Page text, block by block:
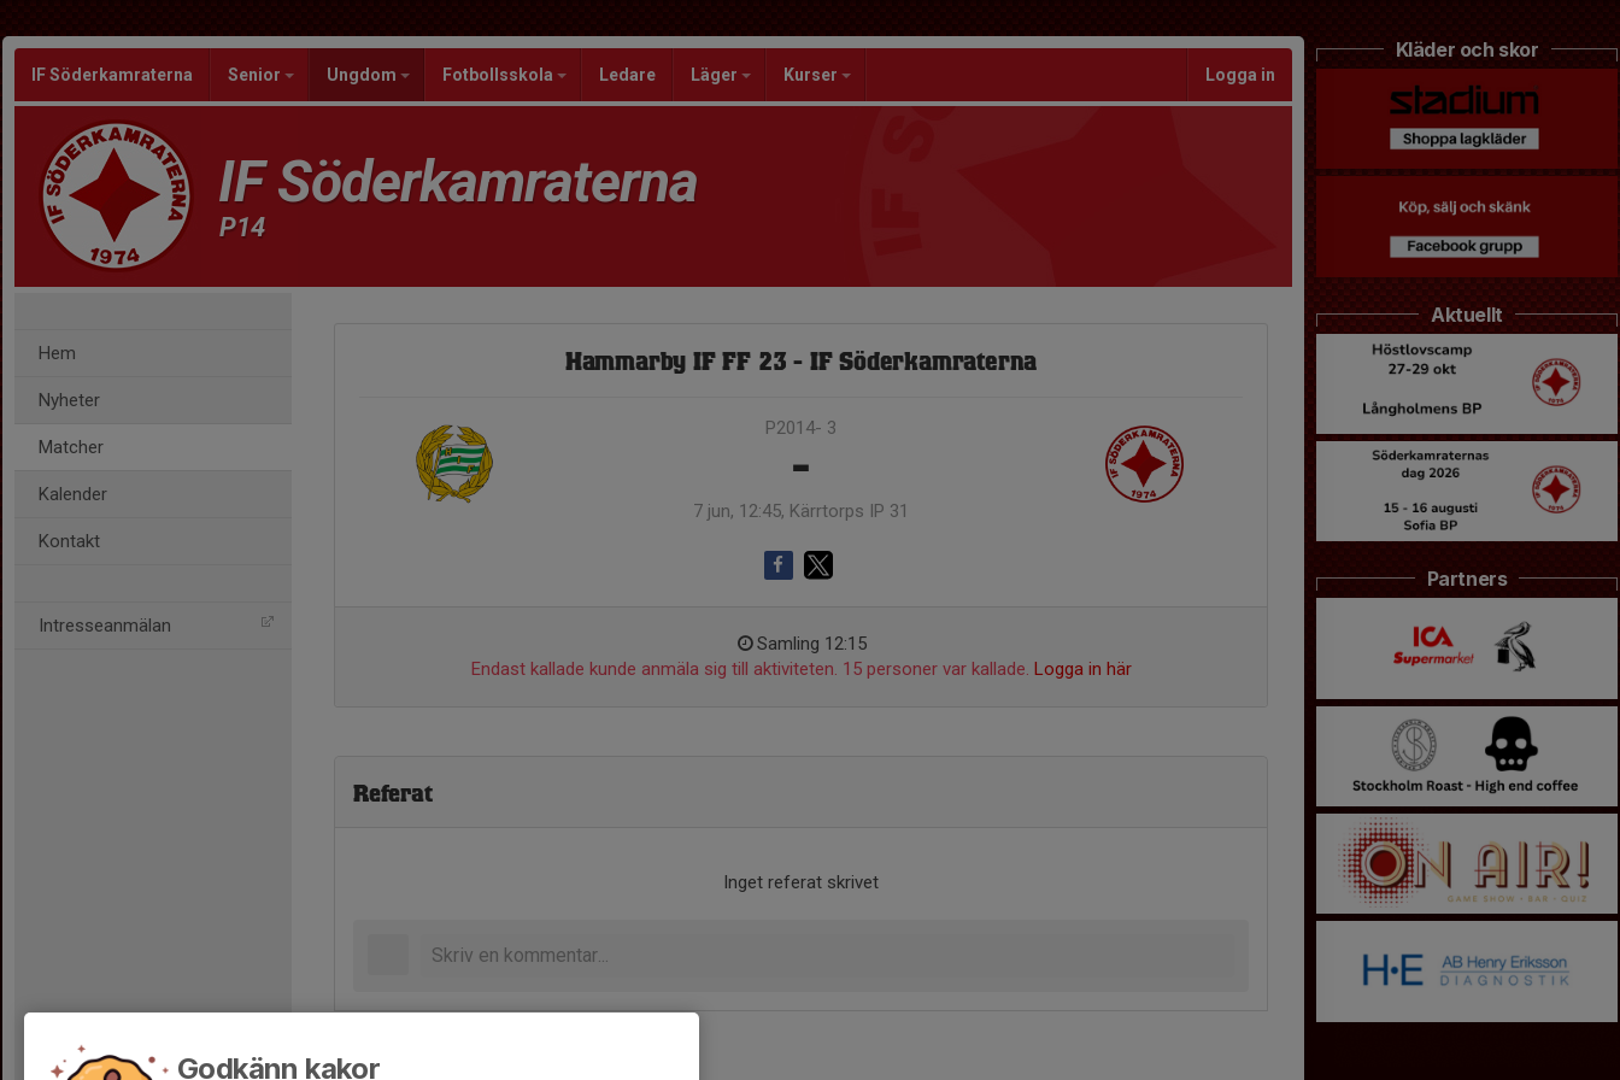
IF Söderkamraterna Senior Ungdom Fotbollsskola Ledare Läger Kurser Logga in
IF Söderkamraterna
P14
Hem
Nyheter
Matcher
Kalender
Kontakt
Intresseanmälan
Hammarby IF FF 23 - IF Söderkamraterna
P2014- 3
-
7 jun, 12:45, Kärrtorps IP 31
Samling 12:15
Endast kallade kunde anmäla sig till aktiviteten. 15 personer var kallade. Logga in här
Referat
Inget referat skrivet
Kläder och skor
Aktuellt
Partners
Godkänn kakor